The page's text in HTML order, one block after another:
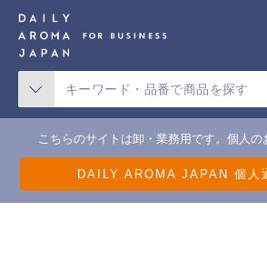
こちらのサイトは卸・業務用です。個人の
DAILY AROMA JAPAN 個人